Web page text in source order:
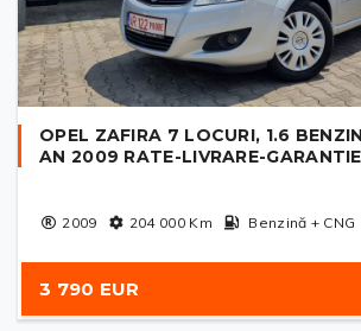
OPEL ZAFIRA 7 LOCURI, 1.6
AN 2009 RATE-LIVRARE-GARANTIE
2009 204 000Km Benzină + CNG
3 790 EUR